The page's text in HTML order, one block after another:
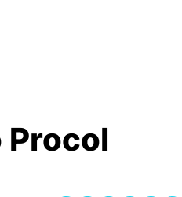
Procol